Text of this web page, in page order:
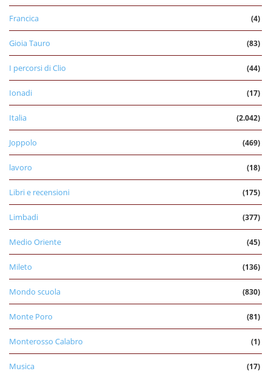
Francica (4)
Gioia Tauro (83)
I percorsi di Clio (44)
Ionadi (17)
Italia (2.042)
Joppolo (469)
lavoro (18)
Libri e recensioni (175)
Limbadi (377)
Medio Oriente (45)
Mileto (136)
Mondo scuola (830)
Monte Poro (81)
Monterosso Calabro (1)
Musica (17)